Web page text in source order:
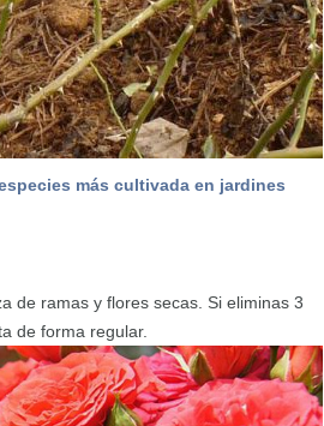
más cultivada en jardines
de ramas y flores secas. Si eliminas 3
de forma regular.